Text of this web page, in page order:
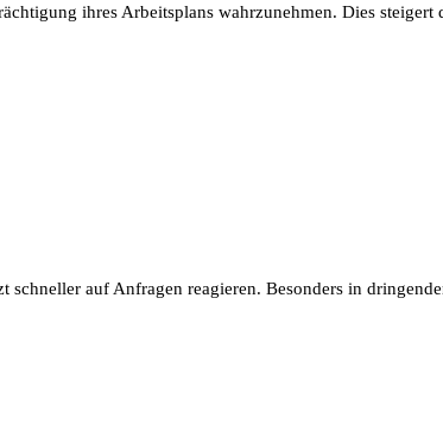
ihres Arbeitsplans wahrzunehmen. Dies steigert
auf Anfragen reagieren. Besonders in